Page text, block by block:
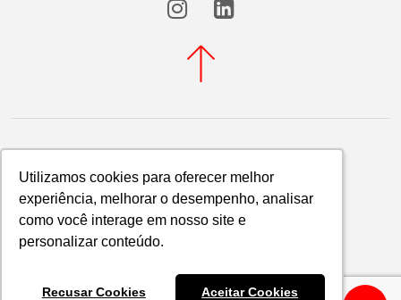
Utilizamos cookies para oferecer melhor
experiência, melhorar o desempenho, analisar
como você interage em nosso site e
personalizar conteúdo.
Recusar Cookies Aceitar Cookies
Utilizamos cookies para oferecer melhor
experiência, melhorar o desempenho, analisar
como você interage em nosso site e
personalizar conteúdo.
Recusar Cookies Aceitar Cookies
Política de Privacidade
WETZEL S/A © 2026